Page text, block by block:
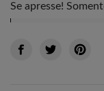
Se apresse!